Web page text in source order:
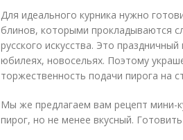
Для идеального курника нужно
блинов, которыми прокладываются
русского искусства. Это
юбилеях, новосельях. Поэтому
торжественность подачи пирога на
Мы же предлагаем вам рецепт мини-
пирог, но не менее вкусный.